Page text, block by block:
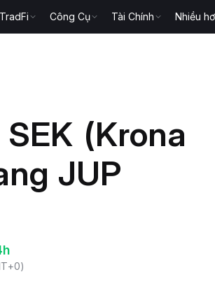
TradFi Công Cụ Tài Chính Nhiều
(Krona
JUP
)